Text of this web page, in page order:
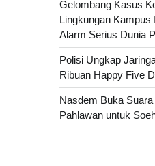
Gelombang Kasus
Lingkungan Kampus
Alarm Serius Dunia
Polisi Ungkap
Ribuan Happy Five
Nasdem Buka
Pahlawan untuk